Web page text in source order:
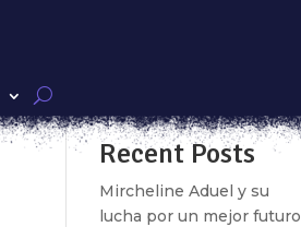
Recent Posts
Mircheline Aduel y su
lucha por un mejor futuro